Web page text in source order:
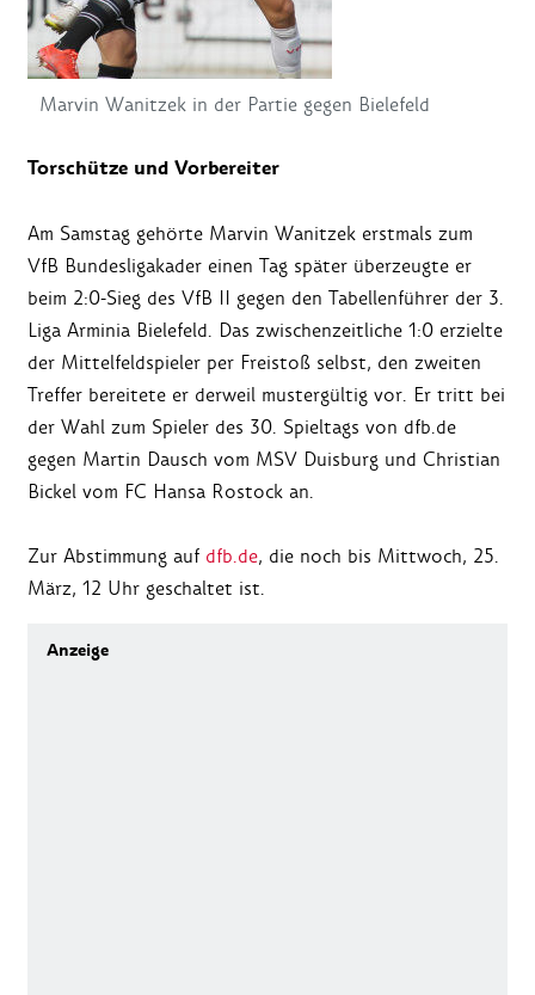
Marvin Wanitzek in der Partie gegen Bielefeld
Torschütze und Vorbereiter
Am Samstag gehörte Marvin Wanitzek erstmals zum
VfB Bundesligakader einen Tag später überzeugte er
beim 2:0-Sieg des VfB II gegen den Tabellenführer der 3.
Liga Arminia Bielefeld. Das zwischenzeitliche 1:0 erzielte
der Mittelfeldspieler per Freistoß selbst, den zweiten
Treffer bereitete er derweil mustergültig vor. Er tritt bei
der Wahl zum Spieler des 30. Spieltags von dfb.de
gegen Martin Dausch vom MSV Duisburg und Christian
Bickel vom FC Hansa Rostock an.
Zur Abstimmung auf dfb.de, die noch bis Mittwoch, 25.
März, 12 Uhr geschaltet ist.